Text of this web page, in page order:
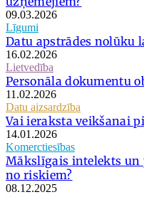
09.03.2026
Līgumi
Datu apstrādes nolūku
16.02.2026
Lietvedība
Personāla dokumentu
11.02.2026
Datu aizsardzība
Vai ieraksta veikšanai
14.01.2026
Komerctiesības
Mākslīgais intelekts
no riskiem?
08.12.2025